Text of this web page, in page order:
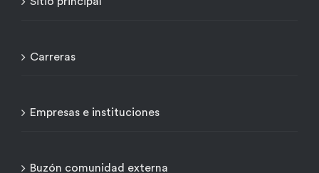
Carreras
Empresas e instituciones
Buzón comunidad externa